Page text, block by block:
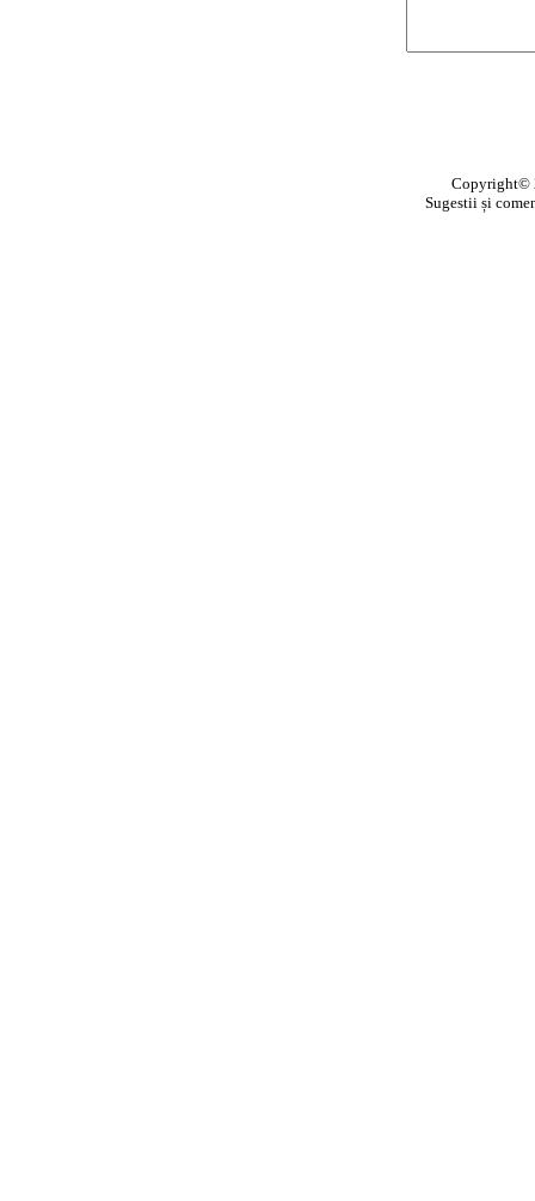
Copyright©
Sugestii și